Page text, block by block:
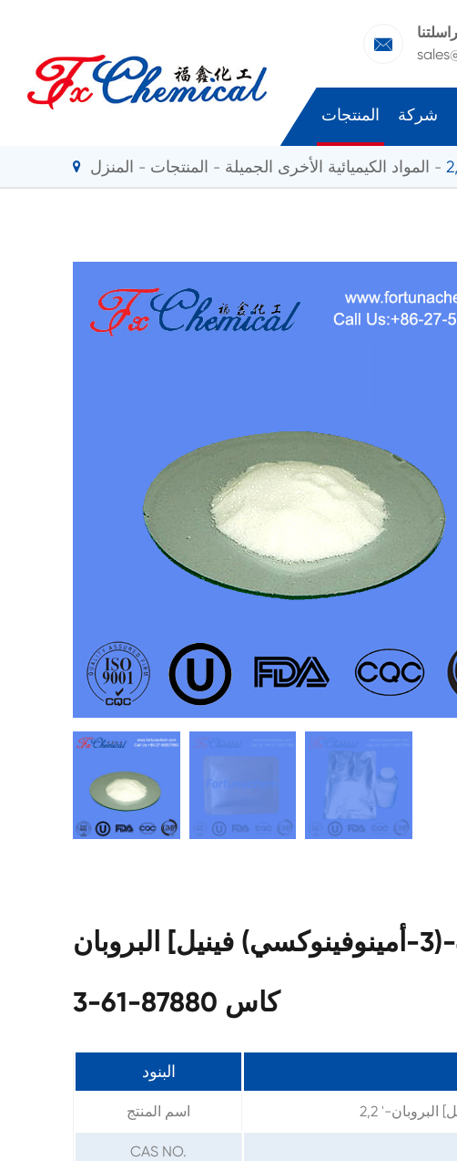

المنتجات شركة
المنزل المنتجات المواد الكيميائية الأخرى الجميلة
مواصفات 2,2 '-مكرر [4-(3-أمينوفينوكسي) فينيل] البروبان
كاس 87880-61-3
البنود
اسم المنتج
CAS NO.